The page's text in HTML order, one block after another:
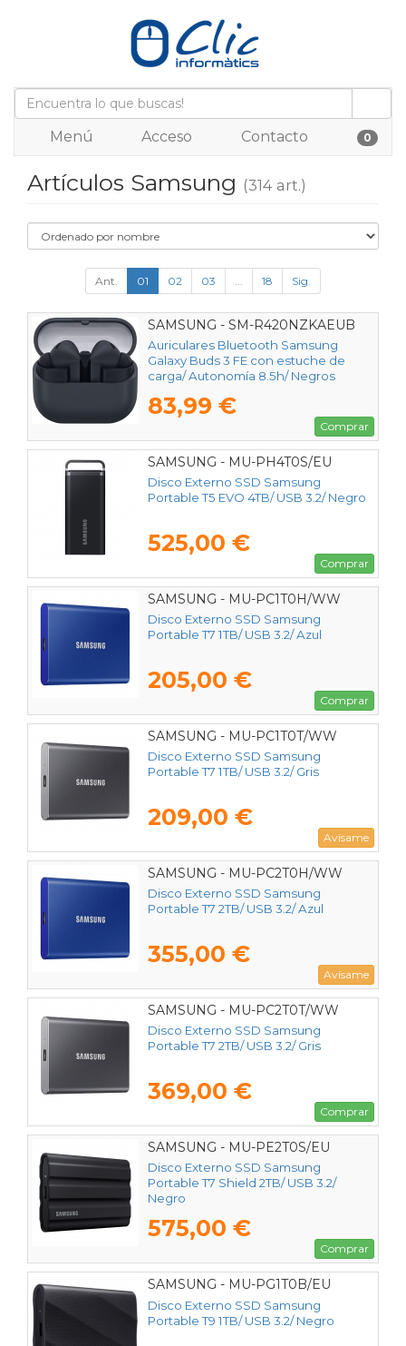
Menú Acceso Contacto 0
Artículos Samsung (314 art.)
Ant. 01 02 03 ... 18 Sig.
SAMSUNG - SM-R420NZKAEUB
Auriculares Bluetooth Samsung
Galaxy Buds 3 FE con estuche de
carga/ Autonomía 8.5h/ Negros
83,99 €
Comprar
SAMSUNG - MU-PH4T0S/EU
Disco Externo SSD Samsung
Portable T5 EVO 4TB/ USB 3.2/ Negro
525,00 €
Comprar
SAMSUNG - MU-PC1T0H/WW
Disco Externo SSD Samsung
Portable T7 1TB/ USB 3.2/ Azul
205,00 €
Comprar
SAMSUNG - MU-PC1T0T/WW
Disco Externo SSD Samsung
Portable T7 1TB/ USB 3.2/ Gris
209,00 €
Avísame
SAMSUNG - MU-PC2T0H/WW
Disco Externo SSD Samsung
Portable T7 2TB/ USB 3.2/ Azul
355,00 €
Avísame
SAMSUNG - MU-PC2T0T/WW
Disco Externo SSD Samsung
Portable T7 2TB/ USB 3.2/ Gris
369,00 €
Comprar
SAMSUNG - MU-PE2T0S/EU
Disco Externo SSD Samsung
Portable T7 Shield 2TB/ USB 3.2/
Negro
575,00 €
Comprar
SAMSUNG - MU-PG1T0B/EU
Disco Externo SSD Samsung
Portable T9 1TB/ USB 3.2/ Negro